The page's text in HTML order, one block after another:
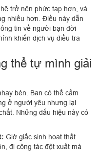
trở nên phức tạp hơn, và
nhiều hơn. Điều này dẫn
tin về người bạn đời
khiến dịch vụ điều tra
thể tự mình giải
bén. Bạn có thể cảm
ở người yêu nhưng lại
Những dấu hiệu này có
Giờ giấc sinh hoạt thất
đi công tác đột xuất mà